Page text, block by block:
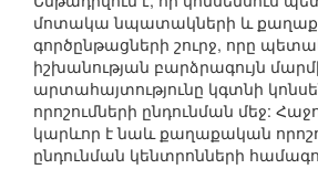
մոտակա նպատակների և
գործընթացների շուրջ, որը
իշխանության բարձրագույն
արտահայտությունը կգտնի
որոշումների ընդունման մեջ:
կարևոր է նաև քաղաքական
ընդունման կենտրոնների